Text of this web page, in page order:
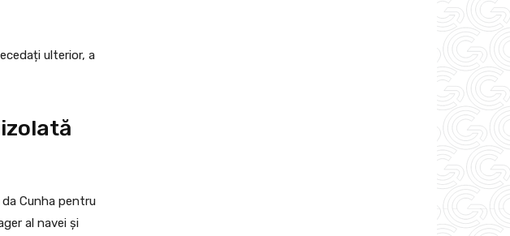
ulterior, a
Cunha pentru
al navei și